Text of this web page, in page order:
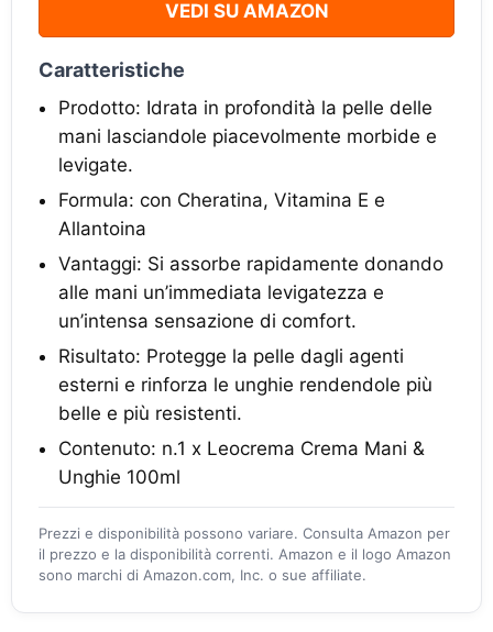
VEDI SU AMAZON
Caratteristiche
Prodotto: Idrata in profondità la pelle delle
mani lasciandole piacevolmente morbide e
levigate.
Formula: con Cheratina, Vitamina E e
Allantoina
Vantaggi: Si assorbe rapidamente donando
alle mani un’immediata levigatezza e
un’intensa sensazione di comfort.
Risultato: Protegge la pelle dagli agenti
esterni e rinforza le unghie rendendole più
belle e più resistenti.
Contenuto: n.1 x Leocrema Crema Mani &
Unghie 100ml
Prezzi e disponibilità possono variare. Consulta Amazon per
il prezzo e la disponibilità correnti. Amazon e il logo Amazon
sono marchi di Amazon.com, Inc. o sue affiliate.